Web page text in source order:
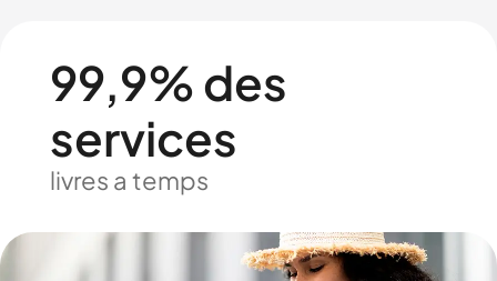
99,9% des
services
livres a temps